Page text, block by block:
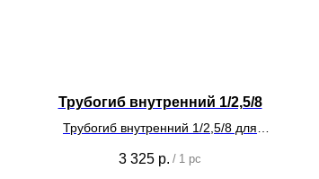
Трубогиб внутренний 1/2,5/8
Трубогиб внутренний 1/2,5/8 для
3 325 р. / 1 pc